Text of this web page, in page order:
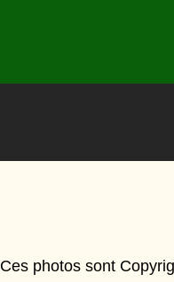
Ces photos sont